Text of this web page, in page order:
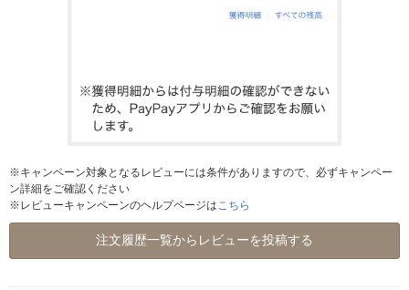
※キャンペーン対象となるレビューには条件がありますので、必ずキャンペー
ン詳細をご確認ください
※レビューキャンペーンのヘルプページはこちら
注文履歴一覧からレビューを投稿する